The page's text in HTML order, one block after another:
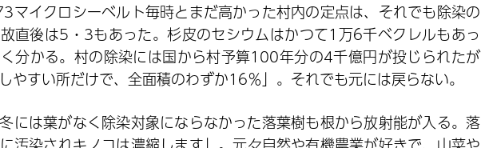
マイクロシーベルト毎時とまだ高かった村内の定点は、それでも除染の
直後は5・3もあった。杉皮のセシウムはかつて1万6千ベクレルもあっ
分かる。村の除染には国から村予算100年分の4千億円が投じられたが
やすい所だけで、全面積のわずか16％」。それでも元には戻らない。
冬には葉がなく除染対象にならなかった落葉樹も根から放射能が入る。落